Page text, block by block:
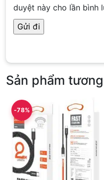
duyệt này cho lần bình
Sản phẩm
-78%